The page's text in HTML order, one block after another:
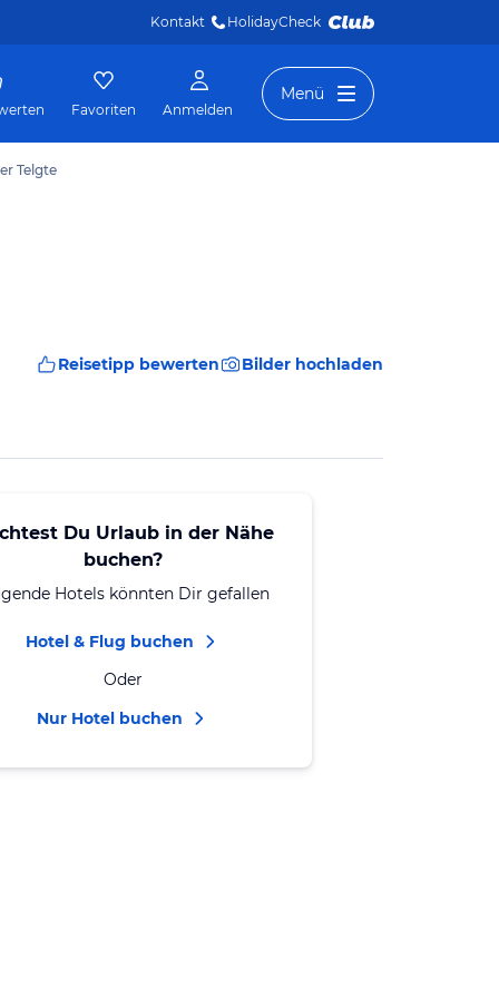
Kontakt HolidayCheck
Favoriten Anmelden
Menü
Telgte
Reisetipp bewerten Bilder hochladen
Du Urlaub in der Nähe
buchen?
Hotels könnten Dir gefallen
Hotel & Flug buchen
Oder
Nur Hotel buchen